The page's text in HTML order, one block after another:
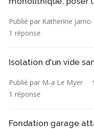
Publié par Katherine Jarno
1 réponse
Isolation d'un vide
Publié par M-a Le Myer
1 réponse
Fondation garage